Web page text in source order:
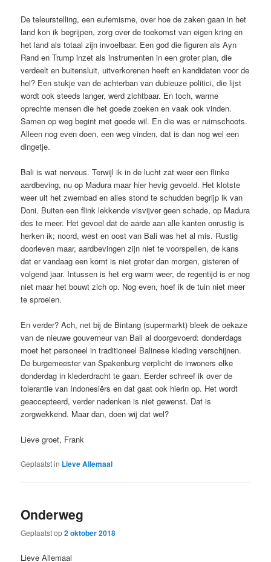
De teleurstelling, een eufemisme, over hoe de zaken gaan in het
land kon ik begrijpen, zorg over de toekomst van eigen kring en
het land als totaal zijn invoelbaar. Een god die figuren als Ayn
Rand en Trump inzet als instrumenten in een groter plan, die
verdeelt en buitensluit, uitverkorenen heeft en kandidaten voor de
hel? Een stukje van de achterban van dubieuze politici, die lijst
wordt ook steeds langer, werd zichtbaar. En toch, warme
oprechte mensen die het goede zoeken en vaak ook vinden.
Samen op weg begint met goede wil. En die was er ruimschoots.
Alleen nog even doen, een weg vinden, dat is dan nog wel een
dingetje.
Bali is wat nerveus. Terwijl ik in de lucht zat weer een flinke
aardbeving, nu op Madura maar hier hevig gevoeld. Het klotste
weer uit het zwembad en alles stond te schudden begrijp ik van
Doni. Buiten een flink lekkende visvijver geen schade, op Madura
des te meer. Het gevoel dat de aarde aan alle kanten onrustig is
herken ik; noord, west en oost van Bali was het al mis. Rustig
doorleven maar, aardbevingen zijn niet te voorspellen, de kans
dat er vandaag een komt is niet groter dan morgen, gisteren of
volgend jaar. Intussen is het erg warm weer, de regentijd is er nog
niet maar het bouwt zich op. Nog even, hoef ik de tuin niet meer
te sproeien.
En verder? Ach, net bij de Bintang (supermarkt) bleek de oekaze
van de nieuwe gouverneur van Bali al doorgevoerd: donderdags
moet het personeel in traditioneel Balinese kleding verschijnen.
De burgemeester van Spakenburg verplicht de inwoners elke
donderdag in klederdracht te gaan. Eerder schreef ik over de
tolerantie van Indonesiërs en dat gaat ook hierin op. Het wordt
geaccepteerd, verder nadenken is niet gewenst. Dat is
zorgwekkend. Maar dan, doen wij dat wel?
Lieve groet, Frank
Geplaatst in Lieve Allemaal
Onderweg
Geplaatst op2 oktober 2018
Lieve Allemaal